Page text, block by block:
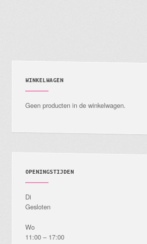
WINKELWAGEN
Geen producten in de winkelwagen.
OPENINGSTIJDEN
Di
Gesloten
Wo
11:00 – 17:00